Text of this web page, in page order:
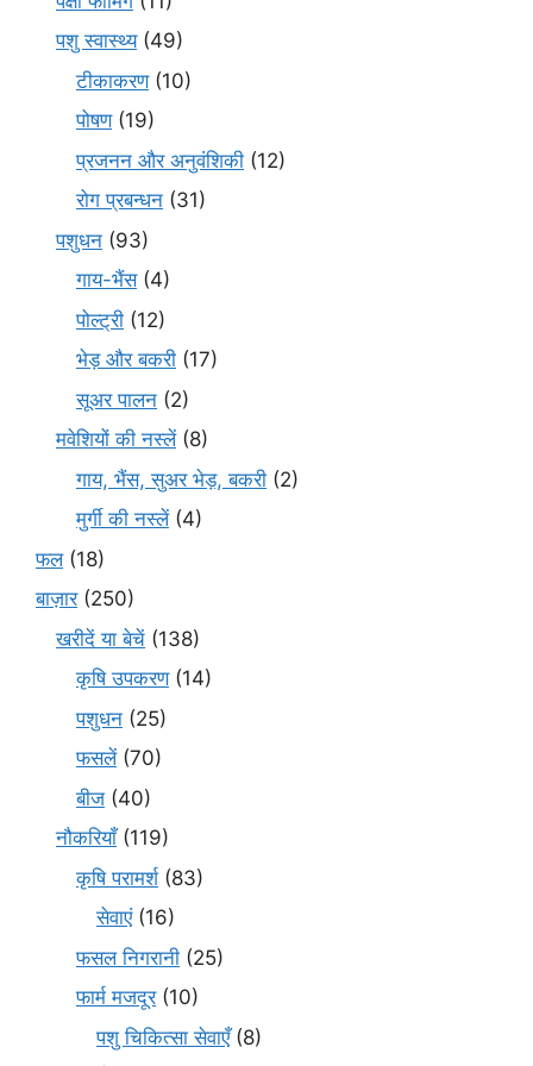
पशु स्वास्थ्य(49)
टीकाकरण(10)
पोषण(19)
प्रजनन और अनुवंशिकी (12)
रोग प्रबन्धन (31)
पशुधन (93)
गाय-भैंस(4)
पोल्ट्री (12)
भेड़ और बकरी (17)
सूअर पालन (2)
मवेशियों की नस्लें(8)
गाय, भैंस, सुअर भेड़, बकरी (2)
मुर्गी की नस्लें(4)
फल(18)
बाज़ार(250)
खरीदें या बेचें (138)
कृषि उपकरण(14)
पशुधन (25)
फसलें(70)
बीज (40)
नौकरियाँ(119)
कृषि परामर्श(83)
सेवाएं(16)
फसल निगरानी (25)
फार्म मजदूर(10)
पशु चिकित्सा सेवाएँ(8)